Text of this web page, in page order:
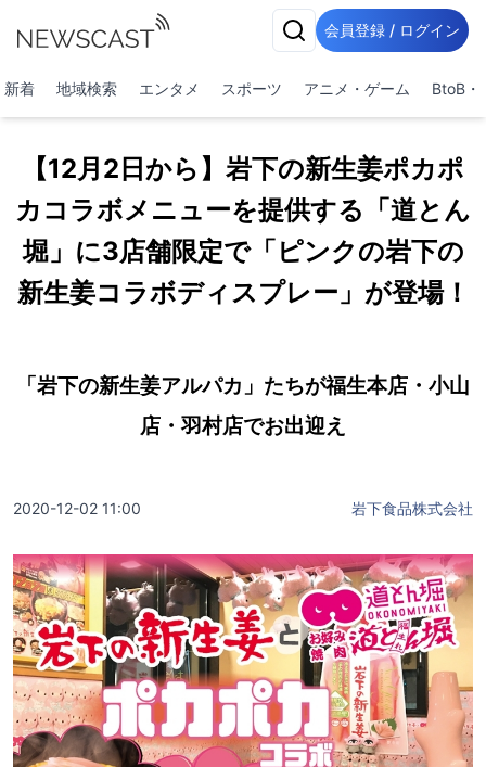
会員登録 / ログイン
新着 地域検索 エンタメ スポーツ アニメ・ゲーム BtoB・
【12月2日から】岩下の新生姜ポカポ
カコラボメニューを提供する「道とん
堀」に3店舗限定で「ピンクの岩下の
新生姜コラボディスプレー」が登場！
「岩下の新生姜アルパカ」たちが福生本店・小山
店・羽村店でお出迎え
2020-12-02 11:00 岩下食品株式会社